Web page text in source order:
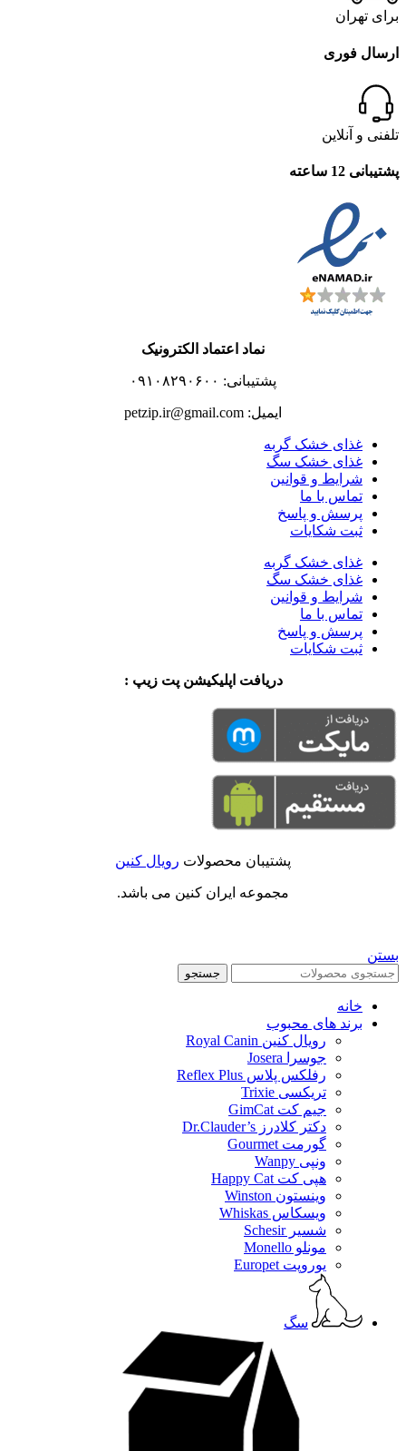
برای تهران
ارسال فوری
تلفنی و آنلاین
پشتیبانی 12 ساعته
نماد اعتماد الکترونیک
پشتیبانی: ۰۹۱۰۸۲۹۰۶۰۰
ایمیل: petzip.ir@gmail.com
غذای خشک گربه
غذای خشک سگ
شرایط و قوانین
تماس با ما
پرسش و پاسخ
ثبت شکایات
غذای خشک گربه
غذای خشک سگ
شرایط و قوانین
تماس با ما
پرسش و پاسخ
ثبت شکایات
دریافت اپلیکیشن پت زیپ :
پشتیبان محصولات رویال کنین
مجموعه ایران کنین می باشد.
بستن
جستجو
خانه
برند های محبوب
رویال کنین Royal Canin
جوسرا Josera
رفلکس پلاس Reflex Plus
تریکسی Trixie
جیم کت GimCat
دکتر کلادرز Dr.Clauder’s
گورمت Gourmet
ونپی Wanpy
هپی کت Happy Cat
وینستون Winston
ویسکاس Whiskas
شسیر Schesir
مونلو Monello
یوروپت Europet
سگ